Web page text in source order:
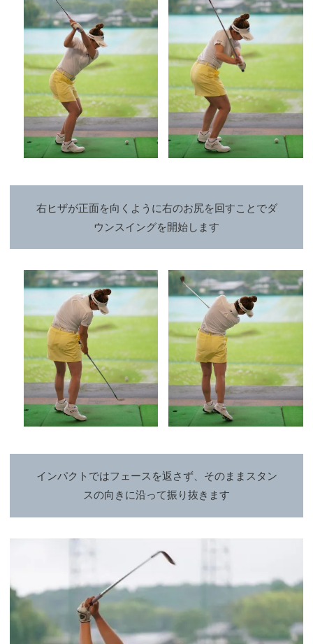
右ヒザが正面を向くように右のお尻を回すことでダ
ウンスイングを開始します
インパクトではフェースを返さず、そのままスタン
スの向きに沿って振り抜きます